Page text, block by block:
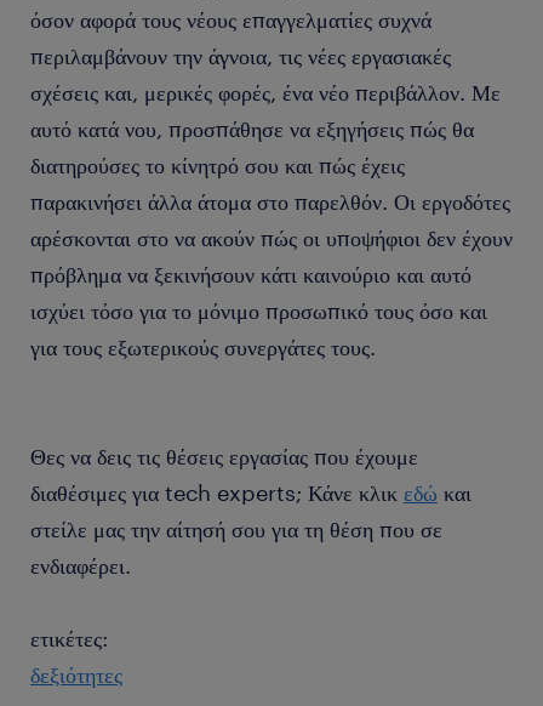
όσον αφορά τους νέους επαγγελματίες συχνά
περιλαμβάνουν την άγνοια, τις νέες εργασιακές
σχέσεις και, μερικές φορές, ένα νέο περιβάλλον. Με
αυτό κατά νου, προσπάθησε να εξηγήσεις πώς θα
διατηρούσες το κίνητρό σου και πώς έχεις
παρακινήσει άλλα άτομα στο παρελθόν. Οι εργοδότες
αρέσκονται στο να ακούν πώς οι υποψήφιοι δεν έχουν
πρόβλημα να ξεκινήσουν κάτι καινούριο και αυτό
ισχύει τόσο για το μόνιμο προσωπικό τους όσο και
για τους εξωτερικούς συνεργάτες τους.
Θες να δεις τις θέσεις εργασίας που έχουμε
διαθέσιμες για tech experts; Κάνε κλικ εδώ και
στείλε μας την αίτησή σου για τη θέση που σε
ενδιαφέρει.
ετικέτες:
δεξιότητες